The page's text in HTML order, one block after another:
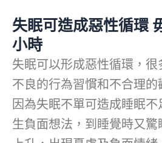
失眠可造成惡性循環
小時
失眠可以形成惡性循環，
不良的行為習慣和不合理的
因為失眠不單可造成睡眠
生負面想法，到睡覺時又驚